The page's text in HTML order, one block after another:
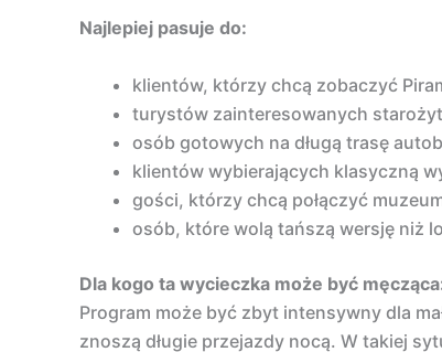
Najlepiej pasuje do:
klientów, którzy chcą zobaczyć
turystów zainteresowanych
osób gotowych na długą trasę
klientów wybierających klasyczną
gości, którzy chcą połączyć
osób, które wolą tańszą wersję niż
Dla kogo ta wycieczka może być
Program może być zbyt intensywny dla
znoszą długie przejazdy nocą. W takiej